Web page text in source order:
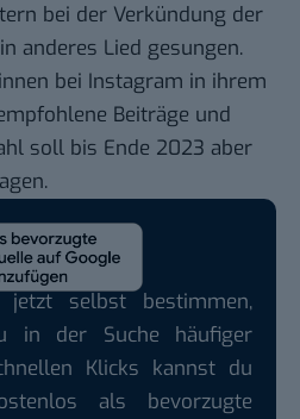
bei der Verkündung der
anderes Lied gesungen.
bei Instagram in ihrem
Beiträge und
soll bis Ende 2023 aber
selbst bestimmen,
in der Suche häufiger
Klicks kannst du
als bevorzugte